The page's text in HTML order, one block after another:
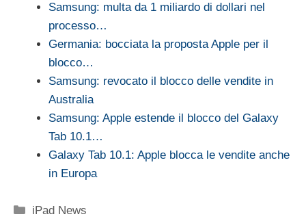
Samsung: multa da 1 miliardo di dollari nel
processo…
Germania: bocciata la proposta Apple per il
blocco…
Samsung: revocato il blocco delle vendite in
Australia
Samsung: Apple estende il blocco del Galaxy
Tab 10.1…
Galaxy Tab 10.1: Apple blocca le vendite anche
in Europa
Categorie
iPad News